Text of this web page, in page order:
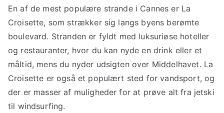
En af de mest populære strande i Cannes er La
Croisette, som strækker sig langs byens berømte
boulevard. Stranden er fyldt med luksuriøse hoteller
og restauranter, hvor du kan nyde en drink eller et
måltid, mens du nyder udsigten over Middelhavet. La
Croisette er også et populært sted for vandsport, og
der er masser af muligheder for at prøve alt fra jetski
til windsurfing.